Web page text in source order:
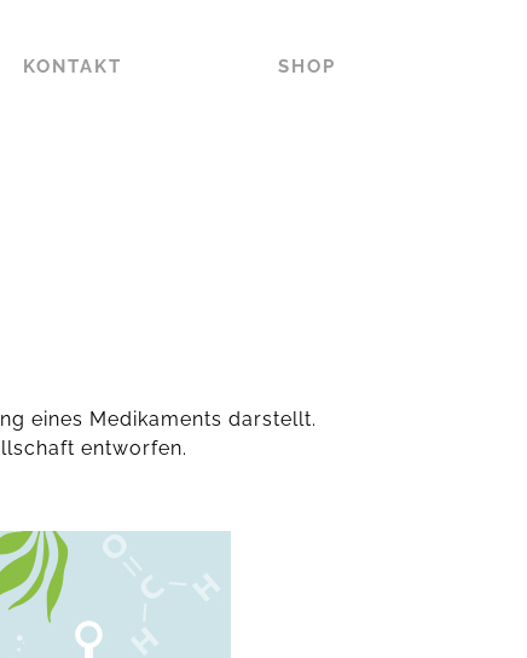
KONTAKT SHOP
eines Medikaments darstellt.
entworfen.